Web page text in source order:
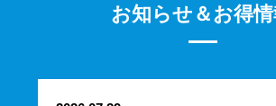
お知らせ＆お得